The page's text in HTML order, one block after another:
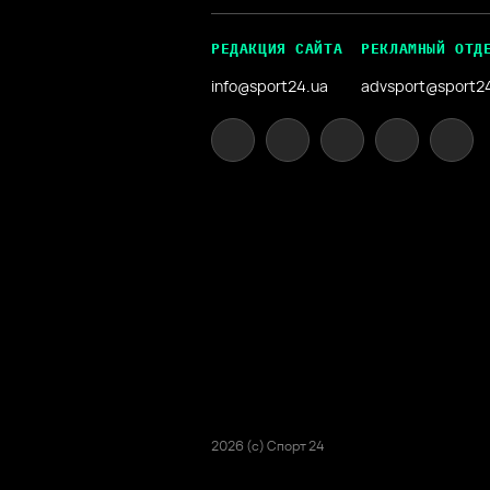
РЕДАКЦИЯ САЙТА
info@sport24.ua
РЕКЛАМНЫЙ
2026 (с) Спорт 24